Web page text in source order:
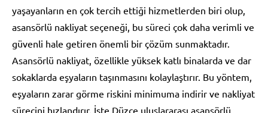
yaşayanların en çok tercih ettiği hizmetlerden biri olup,
asansörlü nakliyat seçeneği, bu süreci çok daha verimli ve
güvenli hale getiren önemli bir çözüm sunmaktadır.
Asansörlü nakliyat, özellikle yüksek katlı binalarda ve dar
sokaklarda eşyaların taşınmasını kolaylaştırır. Bu yöntem,
eşyaların zarar görme riskini minimuma indirir ve nakliyat
sürecini hızlandırır. İşte Düzce uluslararası asansörlü